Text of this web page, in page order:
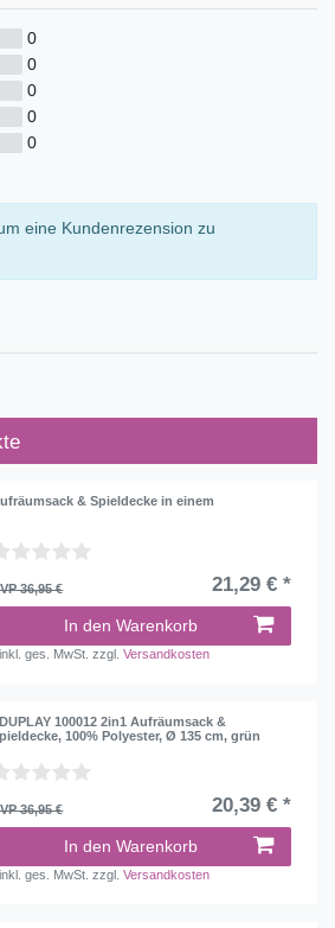
0
0
0
0
0
eine Kundenrezension zu
& Spieldecke in einem
36,95 € 21,29 € *
In den Warenkorb
inkl. ges. MwSt. zzgl.Versandkosten
100012 2in1 Aufräumsack &
100% Polyester, Ø 135 cm, grün
36,95 € 20,39 € *
In den Warenkorb
inkl. ges. MwSt. zzgl.Versandkosten